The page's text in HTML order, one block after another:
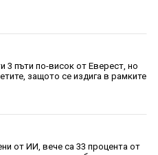
3 пъти по-висок от Еверест, но
защото се издига в рамките
от ИИ, вече са 33 процента от